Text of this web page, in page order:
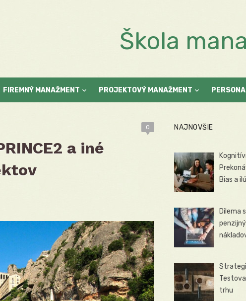
Škola
FIREMNÝ MANAŽMENT PROJEKTOVÝ MANAŽMENT
0
a iné
NAJNOVŠIE
Bias a
Dilema
trhu